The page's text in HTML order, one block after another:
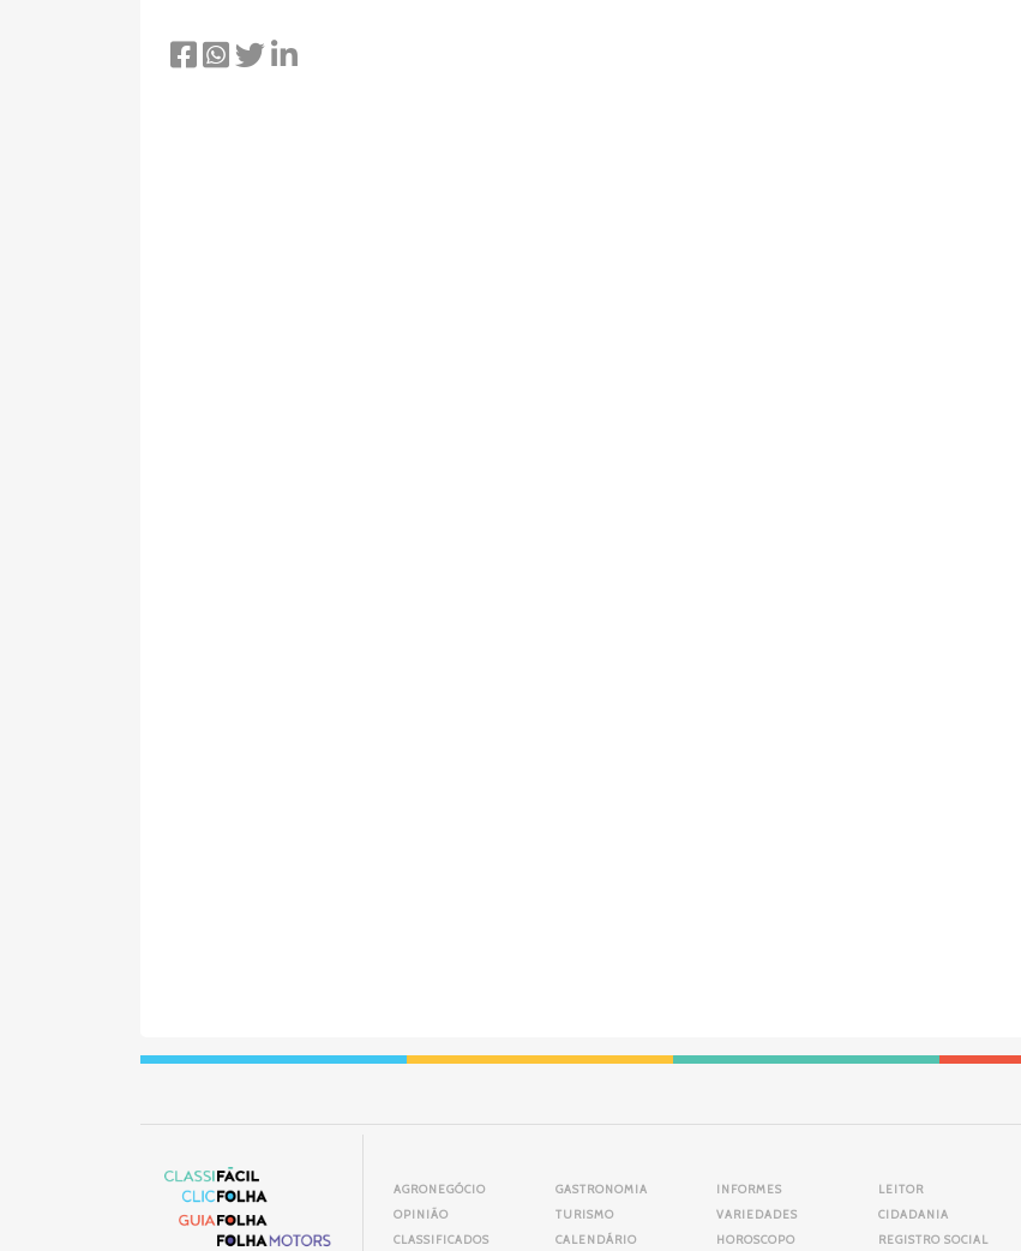
AGRONEGÓCIO GASTRONOMIA INFORMES
LEITOR
OPINIÃO
TURISMO VARIEDADES
CIDADANIA
CLASSIFICADOS
CALENDÁRIO
HOROSCOPO REGISTRO SOCIAL